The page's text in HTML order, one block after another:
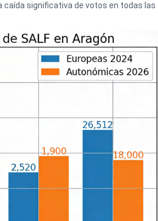
caída significativa de votos en todas las